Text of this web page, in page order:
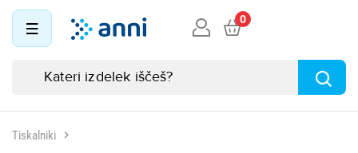
0
Tiskalniki